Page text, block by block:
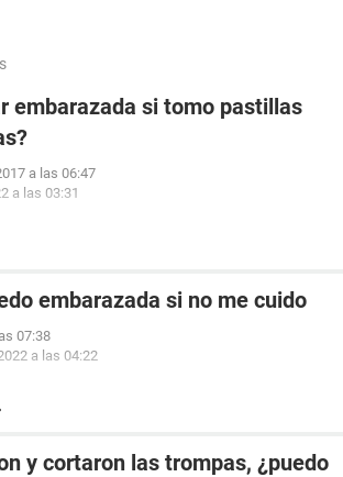
embarazada si tomo pastillas
a las 06:47
a las 03:31
embarazada si no me cuido
07:38
a las 04:22
y cortaron las trompas, ¿puedo